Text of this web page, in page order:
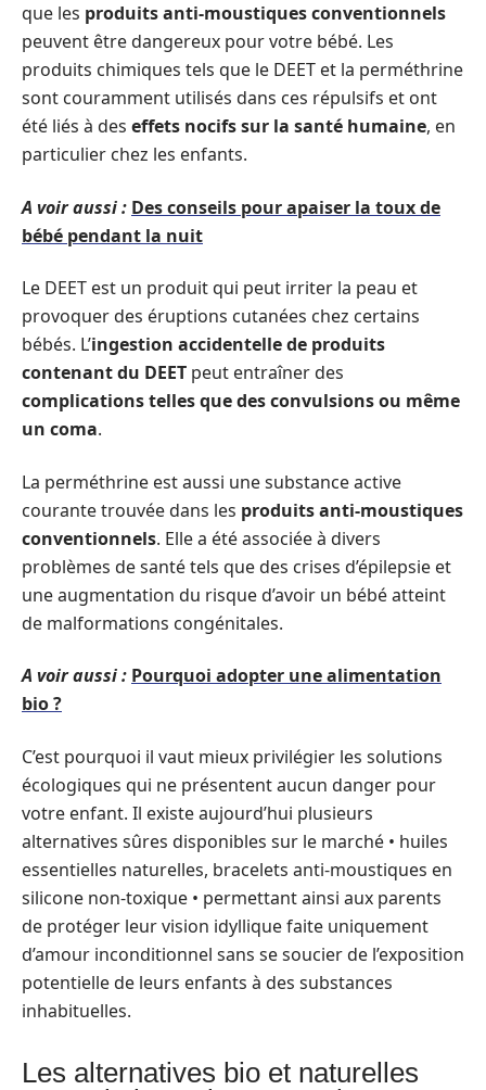
que les produits anti-moustiques conventionnels
peuvent être dangereux pour votre bébé. Les
produits chimiques tels que le DEET et la perméthrine
sont couramment utilisés dans ces répulsifs et ont
été liés à des effets nocifs sur la santé humaine, en
particulier chez les enfants.
A voir aussi : Des conseils pour apaiser la toux de
bébé pendant la nuit
Le DEET est un produit qui peut irriter la peau et
provoquer des éruptions cutanées chez certains
bébés. L’ingestion accidentelle de produits
contenant du DEET peut entraîner des
complications telles que des convulsions ou même
un coma.
La perméthrine est aussi une substance active
courante trouvée dans les produits anti-moustiques
conventionnels. Elle a été associée à divers
problèmes de santé tels que des crises d’épilepsie et
une augmentation du risque d’avoir un bébé atteint
de malformations congénitales.
A voir aussi : Pourquoi adopter une alimentation
bio ?
C’est pourquoi il vaut mieux privilégier les solutions
écologiques qui ne présentent aucun danger pour
votre enfant. Il existe aujourd’hui plusieurs
alternatives sûres disponibles sur le marché • huiles
essentielles naturelles, bracelets anti-moustiques en
silicone non-toxique • permettant ainsi aux parents
de protéger leur vision idyllique faite uniquement
d’amour inconditionnel sans se soucier de l’exposition
potentielle de leurs enfants à des substances
inhabituelles.
Les alternatives bio et naturelles